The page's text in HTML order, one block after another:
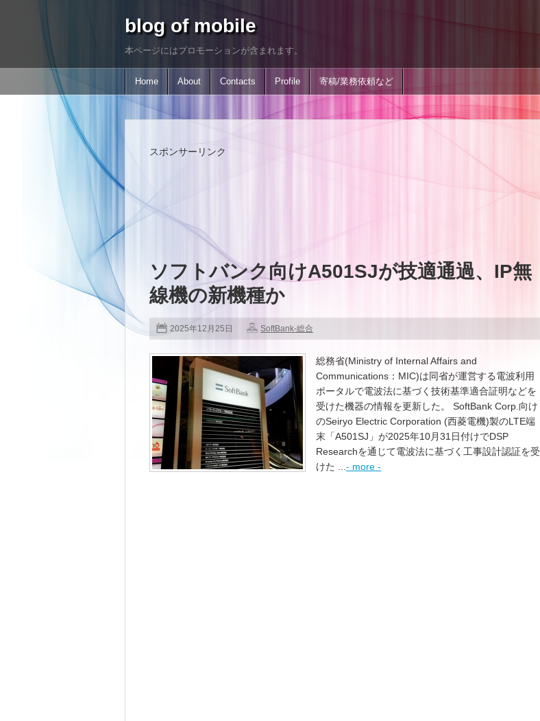
blog of mobile
本ページにはプロモーションが含まれます。
Home About Contacts Profile 寄稿/業務依頼など
スポンサーリンク
ソフトバンク向けA501SJが技適通過、IP無
線機の新機種か
2025年12月25日 SoftBank-総合
総務省(Ministry of Internal Affairs and
Communications：MIC)は同省が運営する電波利用
ポータルで電波法に基づく技術基準適合証明などを
受けた機器の情報を更新した。 SoftBank Corp.向け
のSeiryo Electric Corporation (西菱電機)製のLTE端
末「A501SJ」が2025年10月31日付けでDSP
Researchを通じて電波法に基づく工事設計認証を受
けた ... - more -